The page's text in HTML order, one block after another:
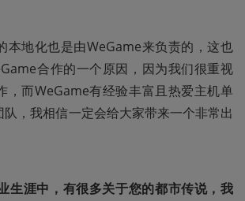
本地化也是由WeGame来负责的，这也
合作的一个原因，因为我们很重视
，而WeGame有经验丰富且热爱主机单
，我相信一定会给大家带来一个非常出
生涯中，有很多关于您的都市传说，我